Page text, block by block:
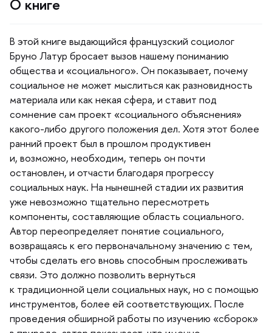
О книге
этой книге выдающийся французский социоло
Бруно Латур бросает вызов нашему пониманию
общества и «социального». Он показывает, почему
социальное не может мыслиться как разновидность
материала или как некая сфера, и ставит под
сомнение сам проект «социального объяснения»
какого-либо другого положения дел. Хотя этот более
ранний проект был в прошлом продуктивен
и, возможно, необходим, теперь он почти
остановлен, и отчасти благодаря прогрессу
социальных наук. На нынешней стадии их развития
уже невозможно тщательно пересмотреть
компоненты, составляющие область социального.
Автор переопределяет понятие социального,
озвращаясь к его первоначальному значению с тем,
чтобы сделать его вновь способным прослеживать
связи. Это должно позволить вернуться
к традиционной цели социальных наук, но с помощью
инструментов, более ей соответствующих. После
проведения обширной работы по изучению «сборок»